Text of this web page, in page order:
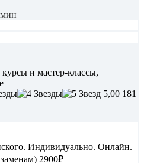
мин
и мастер-классы,
5,00 181
Индивидуально. Онлайн.
2900₽